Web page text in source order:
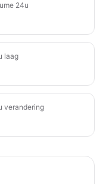
24u
laag
verandering